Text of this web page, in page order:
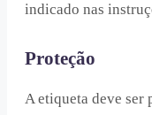
indicado nas
Proteção
A etiqueta deve ser